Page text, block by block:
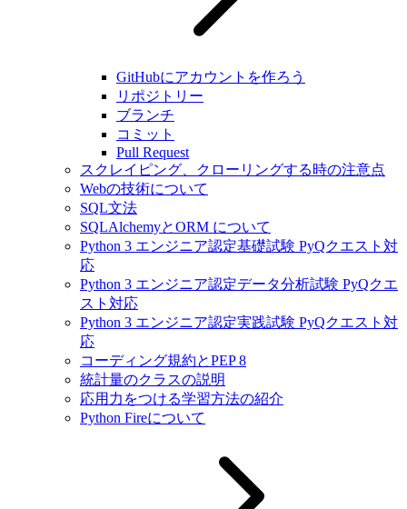
GitHubにアカウントを作ろう
リポジトリー
ブランチ
コミット
Pull Request
スクレイピング、クローリングする時の注意点
Webの技術について
SQL文法
SQLAlchemyとORM について
Python 3 エンジニア認定基礎試験 PyQクエスト対
応
Python 3 エンジニア認定データ分析試験 PyQクエ
スト対応
Python 3 エンジニア認定実践試験 PyQクエスト対
応
コーディング規約とPEP 8
統計量のクラスの説明
応用力をつける学習方法の紹介
Python Fireについて